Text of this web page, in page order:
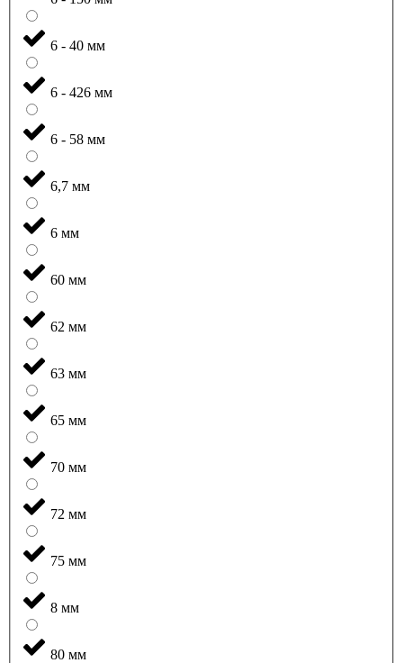
6 - 40 мм
6 - 426 мм
6 - 58 мм
6,7 мм
6 мм
60 мм
62 мм
63 мм
65 мм
70 мм
72 мм
75 мм
8 мм
80 мм